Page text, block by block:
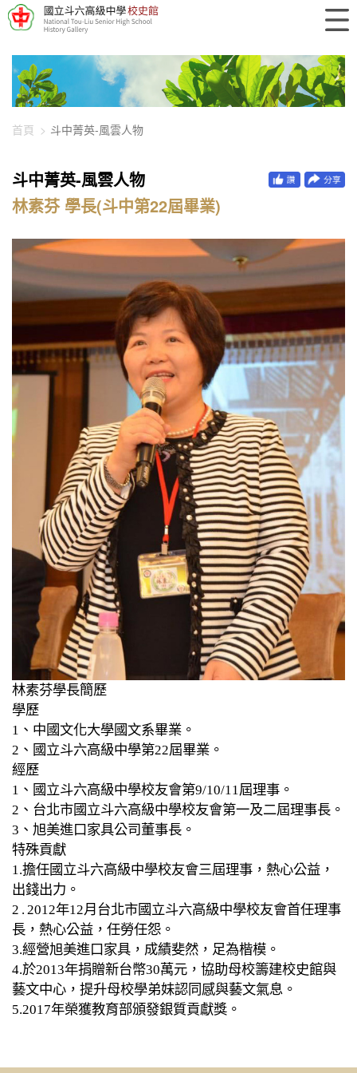
448-1529
首頁 斗中菁英-風雲人物
斗中菁英-風雲人物
林素芬 學長(斗中第22屆畢業)
林素芬學長簡歷
學歷
1 、中國文化大學國文系畢業。
2 、國立斗六高級中學第22屆畢業。
經歷
1 、國立斗六高級中學校友會第9/10/11屆理事。
2 、台北市國立斗六高級中學校友會第一及二屆理事長。
3 、旭美進口家具公司董事長。
特殊貢獻
1.擔任國立斗六高級中學校友會三屆理事，熱心公益，
出錢出力。
2. 2012年12月台北市國立斗六高級中學校友會首任理事
長，熱心公益，任勞任怨。
3.經營旭美進口家具，成績斐然，足為楷模。
4.於2013年捐贈新台幣30萬元，協助母校籌建校史館與
藝文中心，提升母校學弟妹認同感與藝文氣息。
5.2017年榮獲教育部頒發銀質貢獻獎。